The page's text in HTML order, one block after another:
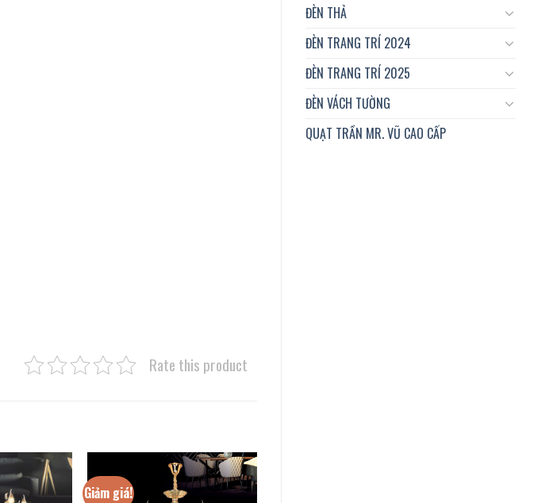
ĐÈN THẢ
ĐÈN TRANG TRÍ 2024
ĐÈN TRANG TRÍ 2025
ĐÈN VÁCH TƯỜNG
QUẠT TRẦN MR. VŨ CAO CẤP
Rate this product
Giảm giá!